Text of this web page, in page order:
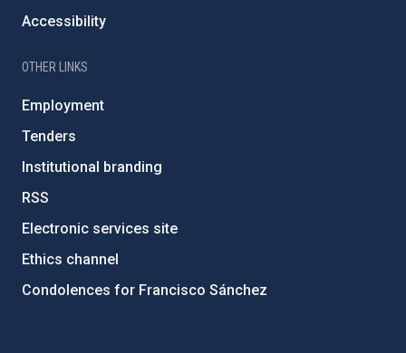
Accessibility
OTHER LINKS
Employment
Tenders
Institutional branding
RSS
Electronic services site
Ethics channel
Condolences for Francisco Sánchez